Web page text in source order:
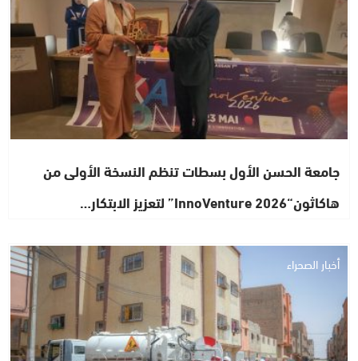
جامعة الحسن الأول بسطات تنظم النسخة الأولى من
هاكاثون“InnoVenture 2026” لتعزيز الابتكار…
أخبار الصحراء